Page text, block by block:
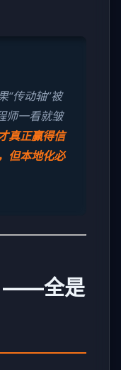
“传动轴”被
师一看就皱
真正赢得信
但本地化必
——全是